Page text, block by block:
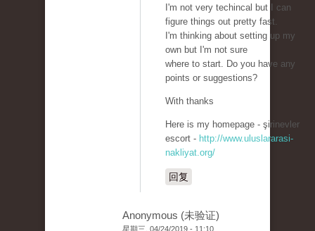
I'm not very techincal but I can
figure things out pretty fast.
I'm thinking about setting up my
own but I'm not sure
where to start. Do you have any
points or suggestions?
With thanks
Here is my homepage - şirinevler
escort - http://www.uluslararasi-
nakliyat.org/
回复
Anonymous (未验证)
星期三, 04/24/2019 - 11:10